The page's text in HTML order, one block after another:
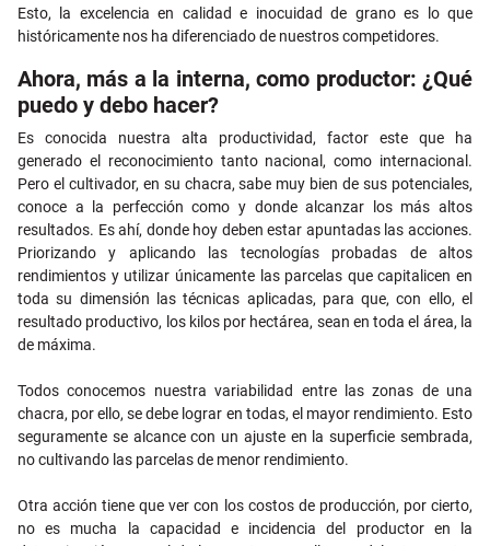
Esto, la excelencia en calidad e inocuidad de grano es lo que
históricamente nos ha diferenciado de nuestros competidores.
Ahora, más a la interna, como productor: ¿Qué
puedo y debo hacer?
Es conocida nuestra alta productividad, factor este que ha
generado el reconocimiento tanto nacional, como internacional.
Pero el cultivador, en su chacra, sabe muy bien de sus potenciales,
conoce a la perfección como y donde alcanzar los más altos
resultados. Es ahí, donde hoy deben estar apuntadas las acciones.
Priorizando y aplicando las tecnologías probadas de altos
rendimientos y utilizar únicamente las parcelas que capitalicen en
toda su dimensión las técnicas aplicadas, para que, con ello, el
resultado productivo, los kilos por hectárea, sean en toda el área, la
de máxima.
Todos conocemos nuestra variabilidad entre las zonas de una
chacra, por ello, se debe lograr en todas, el mayor rendimiento. Esto
seguramente se alcance con un ajuste en la superficie sembrada,
no cultivando las parcelas de menor rendimiento.
Otra acción tiene que ver con los costos de producción, por cierto,
no es mucha la capacidad e incidencia del productor en la